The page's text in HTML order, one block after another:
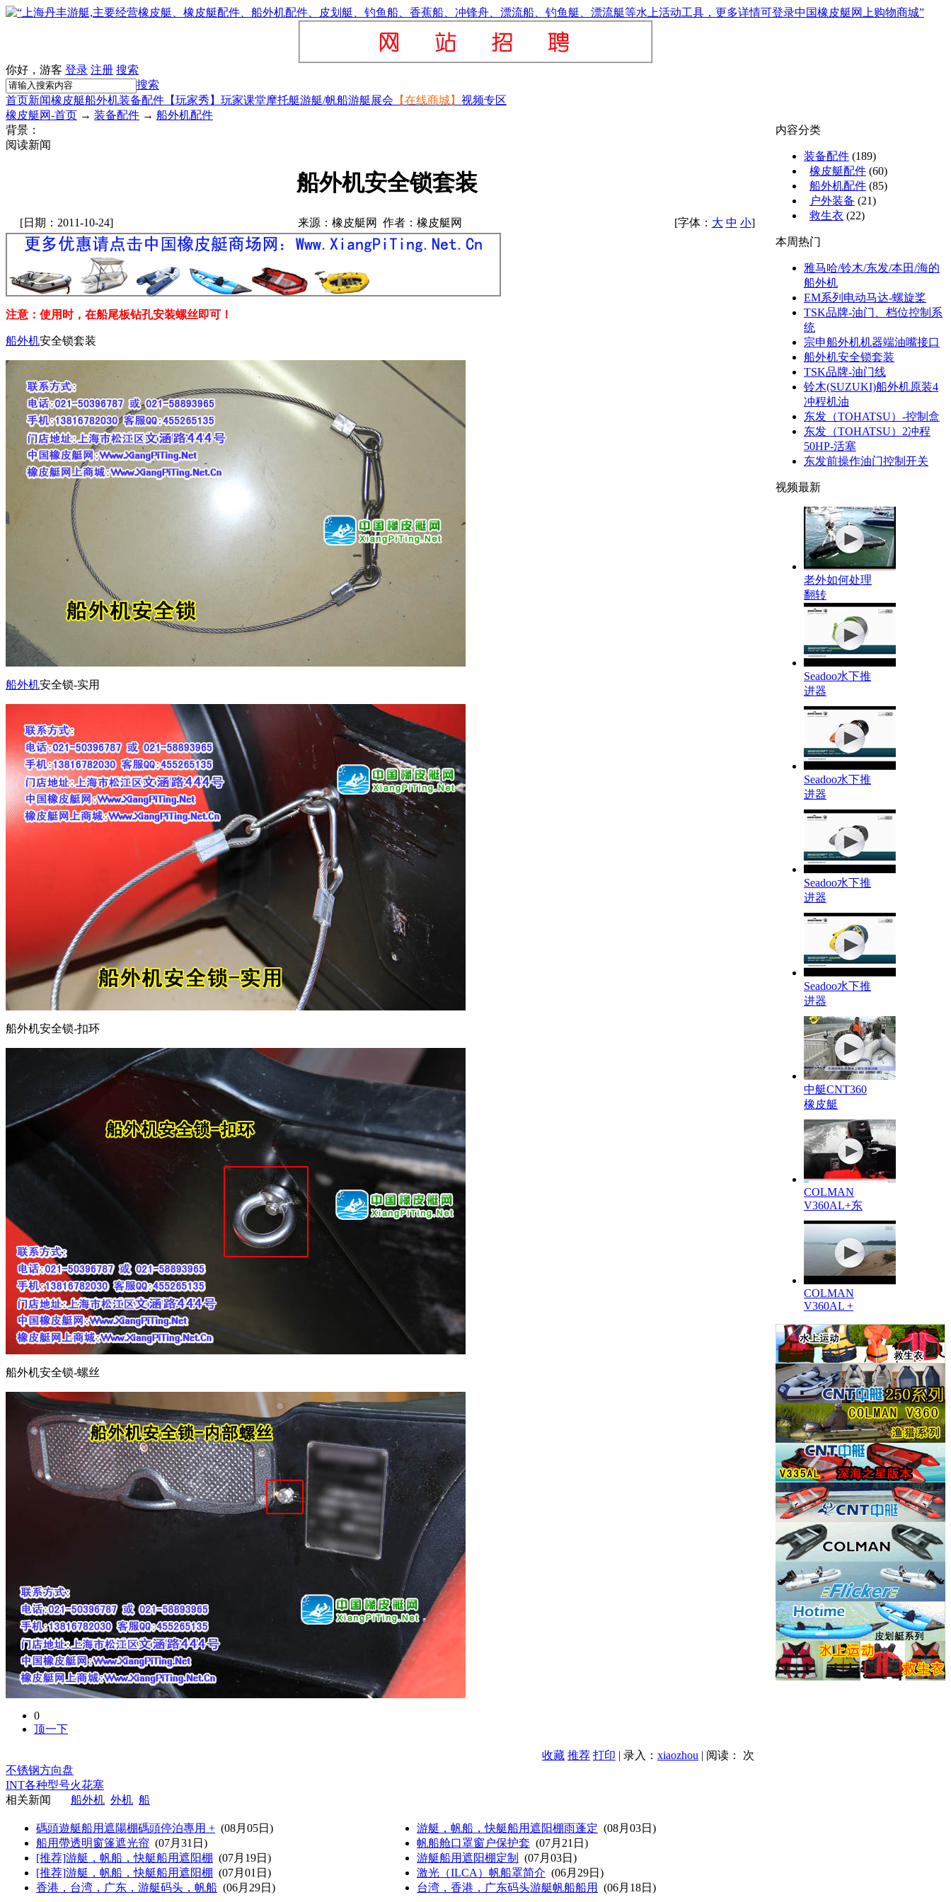
你好，游客 登录 注册 搜索
搜索
首页新闻橡皮艇船外机装备配件 【玩家秀】 玩家课堂摩托艇游艇/帆船游艇展会 【在线商城】 视频专区
橡皮艇网-首页 → 装备配件 → 船外机配件
背景：
阅读新闻
船外机安全锁套装
[日期：2011-10-24] 来源：橡皮艇网 作者：橡皮艇网 [字体： 大 中 小]
注意：使用时，在船尾板钻孔安装螺丝即可！
船外机安全锁套装
船外机安全锁-实用
船外机安全锁-扣环
船外机安全锁-螺丝
0
顶一下
收藏 推荐 打印 | 录入： xiaozhou | 阅读：
次
不锈钢方向盘
INT各种型号火花塞
相关新闻
船外机 外机 船
碼頭遊艇船用遮陽棚碼頭停泊專用 + (08月05日)
船用帶透明窗篷遮光帘 (07月31日)
[推荐]游艇，帆船，快艇船用遮阳棚 (07月19日)
[推荐]游艇，帆船，快艇船用遮阳棚 (07月01日)
香港，台湾，广东，游艇码头，帆船 (06月29日)
游艇，帆船，快艇船用遮阳棚雨蓬定 (08月03日)
帆船舱口罩窗户保护套 (07月21日)
游艇船用遮阳棚定制
(07月03日)
激光（ILCA）帆船罩简介 (06月29日)
台湾，香港，广东码头游艇帆船船用
(06月18日)
内容分类
装备配件 (189)
橡皮艇配件 (60)
船外机配件 (85)
户外装备 (21)
救生衣 (22)
本周热门
雅马哈/铃木/东发/本田/海的
船外机
EM系列电动马达-螺旋桨
TSK品牌-油门、档位控制系
统
宗申船外机机器端油嘴接口
船外机安全锁套装
TSK品牌-油门线
铃木(SUZUKI)船外机原装4
冲程机油
东发（TOHATSU）-控制盒
东发（TOHATSU）2冲程
50HP-活塞
东发前操作油门控制开关
视频最新
老外如何处理
翻转
Seadoo水下推
进器
Seadoo水下推
进器
Seadoo水下推
进器
Seadoo水下推
进器
中艇CNT360
橡皮艇
COLMAN
V360AL+东
COLMAN
V360AL +